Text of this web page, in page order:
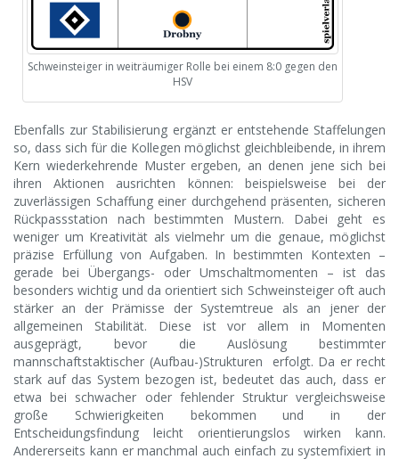
Schweinsteiger in weiträumiger Rolle bei einem 8:0 gegen den
HSV
Ebenfalls zur Stabilisierung ergänzt er entstehende Staffelungen
so, dass sich für die Kollegen möglichst gleichbleibende, in ihrem
Kern wiederkehrende Muster ergeben, an denen jene sich bei
ihren Aktionen ausrichten können: beispielsweise bei der
zuverlässigen Schaffung einer durchgehend präsenten, sicheren
Rückpassstation nach bestimmten Mustern. Dabei geht es
weniger um Kreativität als vielmehr um die genaue, möglichst
präzise Erfüllung von Aufgaben. In bestimmten Kontexten –
gerade bei Übergangs- oder Umschaltmomenten – ist das
besonders wichtig und da orientiert sich Schweinsteiger oft auch
stärker an der Prämisse der Systemtreue als an jener der
allgemeinen Stabilität. Diese ist vor allem in Momenten
ausgeprägt, bevor die Auslösung bestimmter
mannschaftstaktischer (Aufbau-)Strukturen erfolgt. Da er recht
stark auf das System bezogen ist, bedeutet das auch, dass er
etwa bei schwacher oder fehlender Struktur vergleichsweise
große Schwierigkeiten bekommen und in der
Entscheidungsfindung leicht orientierungslos wirken kann.
Andererseits kann er manchmal auch einfach zu systemfixiert in